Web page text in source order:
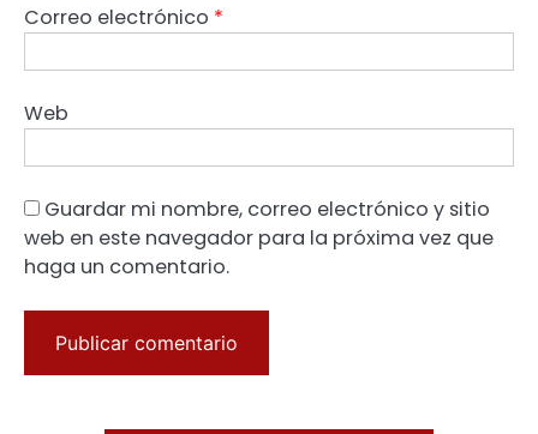
Correo electrónico *
Web
Guardar mi nombre, correo electrónico y sitio
web en este navegador para la próxima vez que
haga un comentario.